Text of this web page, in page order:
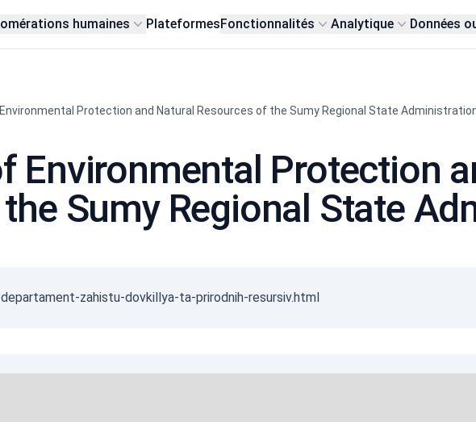
humaines PlateformesFonctionnalités Analytique Données
Protection and Natural Resources of the Sumy Regional State
Environmental Protection
Sumy Regional State
zahistu-dovkillya-ta-prirodnih-resursiv.html